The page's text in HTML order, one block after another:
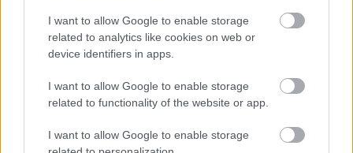
I want to allow Google to enable storage
related to analytics like cookies on web or
device identifiers in apps.
I want to allow Google to enable storage
related to functionality of the website or app.
I want to allow Google to enable storage
ఫైబర్ కంటెంట్: ప్రతి సర్వింగ్‌కు 3.5 గ్రా. క్రమబద్ధతకు
సహాయపడుతుంది.
ప్రీబయోటిక్ ప్రభావం: బిఫిడోబాక్టీరియా మరియు
లాక్టోబాసిల్లస్ జాతులను తింటుంది.
బ్యూటిరేట్ ఉత్పత్తి: పెద్దప్రేగు ఆరోగ్యంతో ముడిపడి
ఉంటుంది మరియు పెద్దప్రేగు క్యాన్సర్ ప్రమాదాన్ని
రూపం ముఖ్యం: జీర్ణక్రియ అధ్యయనాలలో గ్రౌండ్ బాదం